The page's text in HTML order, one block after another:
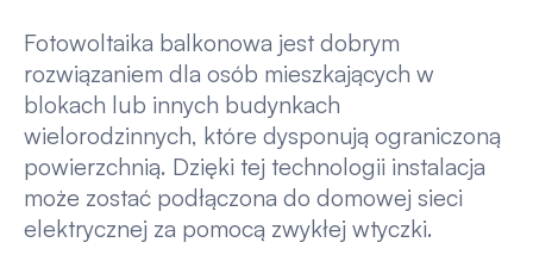
Fotowoltaika balkonowa jest dobrym
rozwiązaniem dla osób mieszkających w
blokach lub innych budynkach
wielorodzinnych, które dysponują ograniczoną
powierzchnią. Dzięki tej technologii instalacja
może zostać podłączona do domowej sieci
elektrycznej za pomocą zwykłej wtyczki.